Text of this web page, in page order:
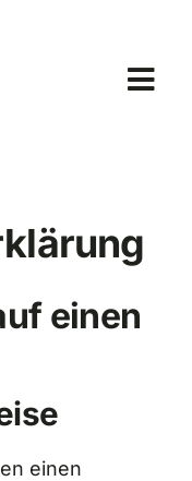
einen
einen